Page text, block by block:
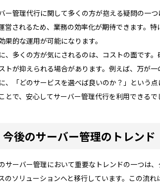
ー管理代行に関して多くの方が抱える疑問の一
営されるため、業務の効率化が期待できます。
果的な運用が可能になります。
、多くの方が気にされるのは、コストの面です
トが抑えられる場合があります。例えば、万が
、「どのサービスを選べば良いのか？」という
とで、安心してサーバー管理代行を利用できる
今後のサーバー管理のトレンド
サーバー管理において重要なトレンドの一つは
のソリューションへと移行しています。この流